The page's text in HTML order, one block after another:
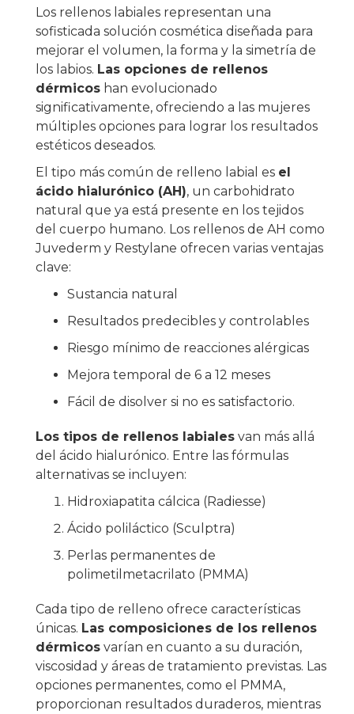
Los rellenos labiales representan una
sofisticada solución cosmética diseñada para
mejorar el volumen, la forma y la simetría de
los labios. Las opciones de rellenos
dérmicos han evolucionado
significativamente, ofreciendo a las mujeres
múltiples opciones para lograr los resultados
estéticos deseados.
El tipo más común de relleno labial es el
ácido hialurónico (AH), un carbohidrato
natural que ya está presente en los tejidos
del cuerpo humano. Los rellenos de AH como
Juvederm y Restylane ofrecen varias ventajas
clave:
Sustancia natural
Resultados predecibles y controlables
Riesgo mínimo de reacciones alérgicas
Mejora temporal de 6 a 12 meses
Fácil de disolver si no es satisfactorio.
Los tipos de rellenos labiales van más allá
del ácido hialurónico. Entre las fórmulas
alternativas se incluyen:
Hidroxiapatita cálcica (Radiesse)
Ácido poliláctico (Sculptra)
Perlas permanentes de
polimetilmetacrilato (PMMA)
Cada tipo de relleno ofrece características
únicas. Las composiciones de los rellenos
dérmicos varían en cuanto a su duración,
viscosidad y áreas de tratamiento previstas. Las
opciones permanentes, como el PMMA,
proporcionan resultados duraderos, mientras